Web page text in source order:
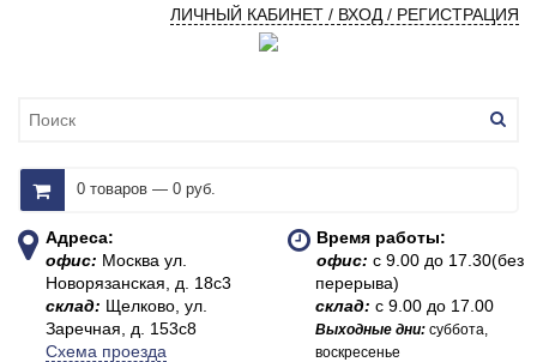
ЛИЧНЫЙ КАБИНЕТ / ВХОД / РЕГИСТРАЦИЯ
0 товаров — 0 руб.
Адреса:
офис: Москва ул.
Новорязанская, д. 18с3
склад: Щелково, ул.
Заречная, д. 153с8
Схема проезда
Время работы:
офис:с 9.00 до 17.30(без
перерыва)
склад:с 9.00 до 17.00
Выходные дни:суббота,
воскресенье